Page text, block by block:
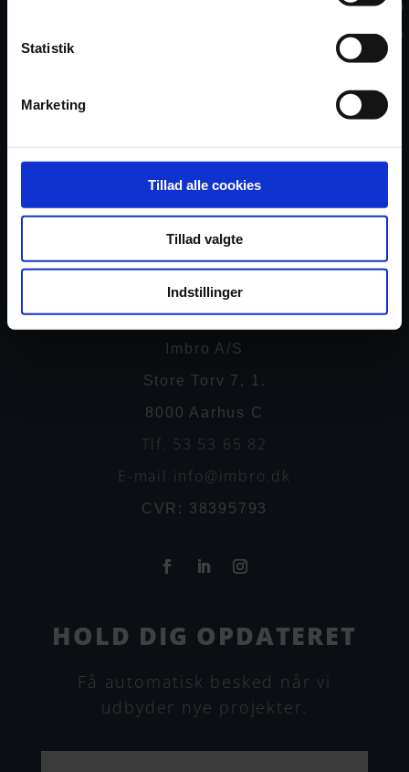
Statistik
Marketing
Tillad alle cookies
Tillad valgte
Indstillinger
Om Imbro
Samtykke
KONTAKT
Imbro A/S
Store Torv 7, 1.
8000 Aarhus C
Tlf. 53 53 65 82
E-mail info@imbro.dk
CVR: 38395793
HOLD DIG OPDATERET
Få automatisk besked når vi
udbyder nye projekter.